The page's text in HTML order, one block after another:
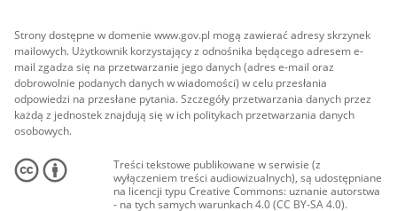
Strony dostępne w domenie www.gov.pl mogą zawierać adresy skrzynek
mailowych. Użytkownik korzystający z odnośnika będącego adresem e-
mail zgadza się na przetwarzanie jego danych (adres e-mail oraz
dobrowolnie podanych danych w wiadomości) w celu przesłania
odpowiedzi na przesłane pytania. Szczegóły przetwarzania danych przez
każdą z jednostek znajdują się w ich politykach przetwarzania danych
osobowych.
Treści tekstowe publikowane w serwisie (z
wyłączeniem treści audiowizualnych), są udostępniane
na licencji typu Creative Commons: uznanie autorstwa
- na tych samych warunkach 4.0 (CC BY-SA 4.0).